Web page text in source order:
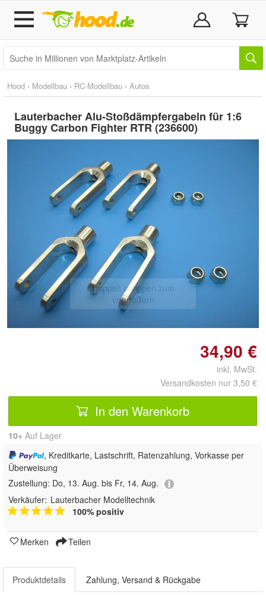
Hood › Modellbau › RC-Modellbau › Autos
Lauterbacher Alu-Stoßdämpfergabeln für 1:6
Buggy Carbon Fighter RTR (236600)
Doppelt antippen zum
vergrößern
34,90 €
inkl. MwSt.
Versandkosten nur 3,50 €
In den Warenkorb
10+ Auf Lager
, Kreditkarte, Lastschrift, Ratenzahlung, Vorkasse per
Überweisung
Zustellung: Do, 13. Aug. bis Fr, 14. Aug.
Verkäufer: Lauterbacher Modelltechnik
100% positiv
Merken Teilen
Produktdetails Zahlung, Versand & Rückgabe